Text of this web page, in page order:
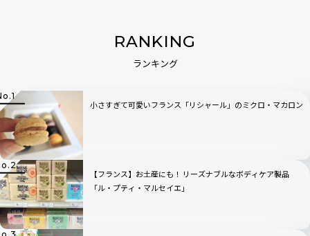
RANKING
ランキング
小さすぎて可愛いフランス「リシャール」のミクロ・マカロン
【フランス】お土産にも！ リーズナブルなボディケア製品
「ル・プティ・マルセイエ」